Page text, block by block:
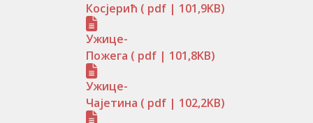
Косјерић ( pdf | 101,9KB)
Ужице-
Пожега ( pdf | 101,8KB)
Ужице-
Чајетина ( pdf | 102,2KB)